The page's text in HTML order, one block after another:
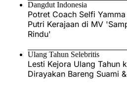
Dangdut Indonesia
Potret Coach Selfi
Putri Kerajaan di MV
Rindu'
Ulang Tahun Selebritis
Lesti Kejora Ulang Tahun
Dirayakan Bareng Suami